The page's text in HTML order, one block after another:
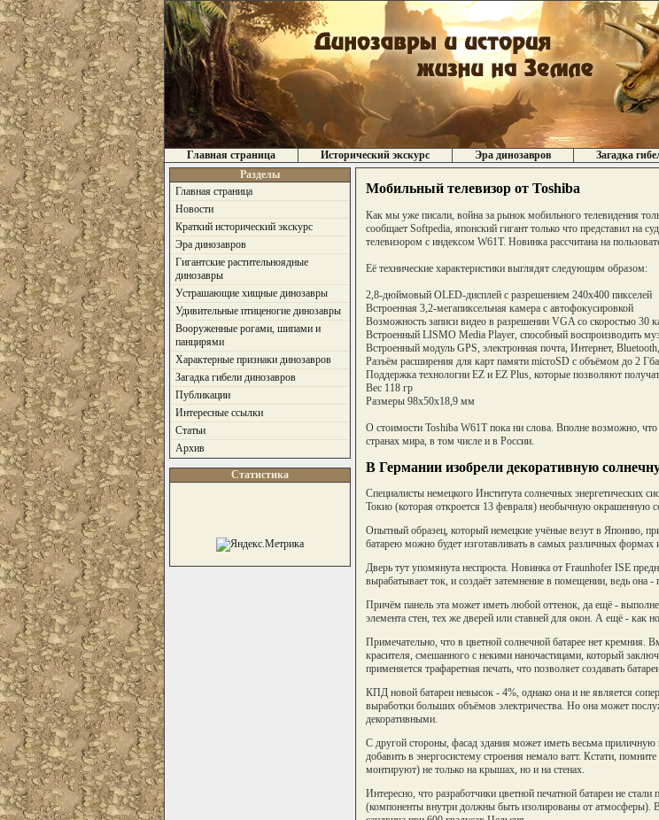
Главная страница Исторический экскурс Эра динозавров Загадка
Разделы
Главная страница
Новости
Краткий исторический экскурс
Эра динозавров
Гигантские растительноядные
динозавры
Устрашающие хищные динозавры
Удивительные птиценогие динозавры
Вооруженные рогами, шипами и
панцирями
Характерные признаки динозавров
Загадка гибели динозавров
Публикации
Интересные ссылки
Статьи
Архив
Статистика
Мобильный телевизор от Toshiba
Как мы уже писали, война за рынок мобильного телевидения
сообщает Softpedia, японский гигант только что представил на
телевизором с индексом W61T. Новинка рассчитана на
Её технические характеристики выглядят следующим образом:
2,8-дюймовый OLED-дисплей с разрешением 240x400 пикселей
Встроенная 3,2-мегапиксельная камера с автофокусировкой
Возможность записи видео в разрешении VGA со скоростью 30
Встроенный LISMO Media Player, способный воспроизводить
Встроенный модуль GPS, электронная почта, Интернет,
Разъём расширения для карт памяти microSD с объёмом до 2
Поддержка технологии EZ и EZ Plus, которые позволяют
Вес 118 гр
Размеры 98x50x18,9 мм
О стоимости Toshiba W61T пока ни слова. Вполне возможно,
странах мира, в том числе и в России.
В Германии изобрели декоративную
Специалисты немецкого Института солнечных энергетических
Токио (которая откроется 13 февраля) необычную окрашенную
Опытный образец, который немецкие учёные везут в Японию,
батарею можно будет изготавливать в самых различных формах
Дверь тут упомянута неспроста. Новинка от Fraunhofer ISE
вырабатывает ток, и создаёт затемнение в помещении, ведь она -
Причём панель эта может иметь любой оттенок, да ещё -
элемента стен, тех же дверей или ставней для окон. А ещё -
Примечательно, что в цветной солнечной батарее нет кремния.
красителя, смешанного с некими наночастицами, который
применяется трафаретная печать, что позволяет создавать
КПД новой батареи невысок - 4%, однако она и не является
выработки больших объёмов электричества. Но она может
декоративными.
С другой стороны, фасад здания может иметь весьма
добавить в энергосистему строения немало ватт. Кстати,
монтируют) не только на крышах, но и на стенах.
Интересно, что разработчики цветной печатной батареи не
(компоненты внутри должны быть изолированы от атмосферы).